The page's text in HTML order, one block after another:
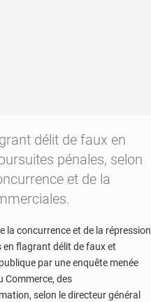
délit de faux en
pénales, selon
et de la
la concurrence et de la répression
flagrant délit de faux et
par une enquête menée
Commerce, des
selon le directeur général